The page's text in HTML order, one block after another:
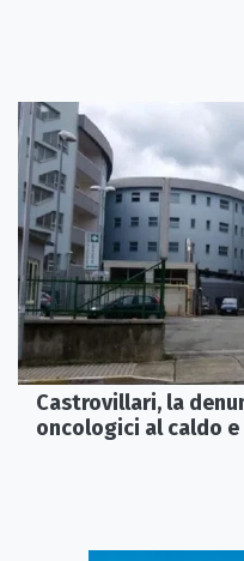
Castrovillari, la
oncologici al caldo e